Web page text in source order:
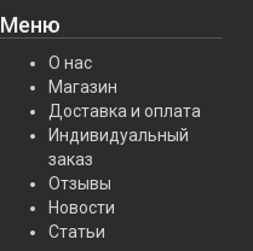
Меню
О нас
Магазин
Доставка и оплата
Индивидуальный
заказ
Отзывы
Новости
Статьи